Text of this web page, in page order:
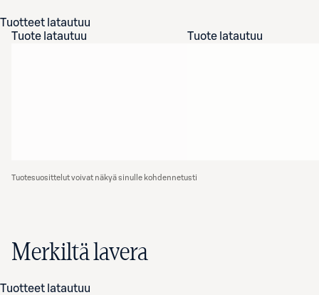
Tuotteet latautuu
Tuote latautuu
Tuote latautuu
Tuotesuosittelut voivat näkyä sinulle kohdennetusti
Merkiltä lavera
Tuotteet latautuu